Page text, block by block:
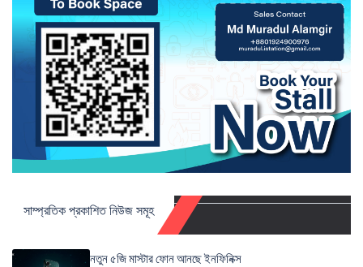
সাম্প্রতিক প্রকাশিত নিউজ সমূহ
নতুন ৫জি মাস্টার ফোন আনছে ইনফিনিক্স